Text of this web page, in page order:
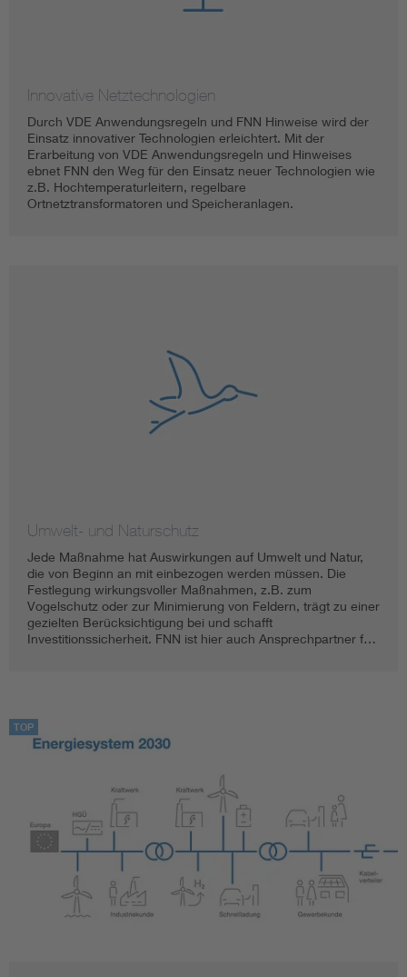
Innovative Netztechnologien
Durch VDE Anwendungsregeln und FNN Hinweise wird der
Einsatz innovativer Technologien erleichtert. Mit der
Erarbeitung von VDE Anwendungsregeln und Hinweises
ebnet FNN den Weg für den Einsatz neuer Technologien wie
z.B. Hochtemperaturleitern, regelbare
Ortnetztransformatoren und Speicheranlagen.
Umwelt- und Naturschutz
Jede Maßnahme hat Auswirkungen auf Umwelt und Natur,
die von Beginn an mit einbezogen werden müssen. Die
Festlegung wirkungsvoller Maßnahmen, z.B. zum
Vogelschutz oder zur Minimierung von Feldern, trägt zu einer
gezielten Berücksichtigung bei und schafft
Investitionssicherheit. FNN ist hier auch Ansprechpartner f…
TOP